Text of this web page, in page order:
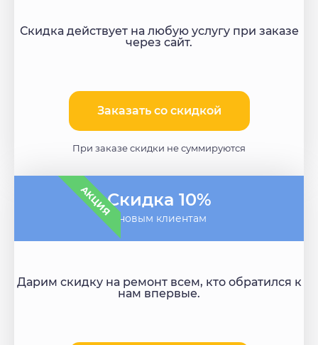
Скидка действует на любую услугу при заказе
через сайт.
Заказать со скидкой
При заказе скидки не суммируются
АКЦИЯСкидка 10%
- новым клиентам
Дарим скидку на ремонт всем, кто обратился к
нам впервые.